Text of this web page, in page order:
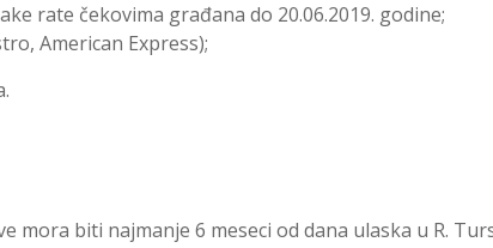
rate čekovima građana do 20.06.2019. godine;
American Express);
mora biti najmanje 6 meseci od dana ulaska u R.